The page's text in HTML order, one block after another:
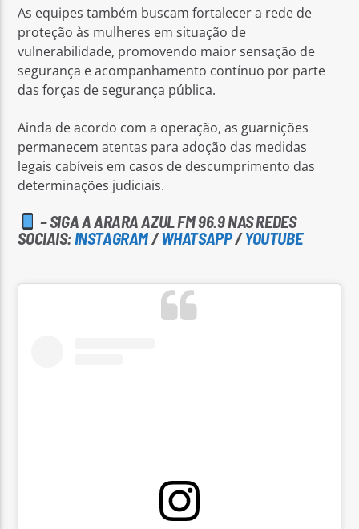
As equipes também buscam fortalecer a rede de
proteção às mulheres em situação de
vulnerabilidade, promovendo maior sensação de
segurança e acompanhamento contínuo por parte
das forças de segurança pública.
Ainda de acordo com a operação, as guarnições
permanecem atentas para adoção das medidas
legais cabíveis em casos de descumprimento das
determinações judiciais.
– SIGA A ARARA AZUL FM 96.9 NAS REDES
SOCIAIS:INSTAGRAM/WHATSAPP/YOUTUBE